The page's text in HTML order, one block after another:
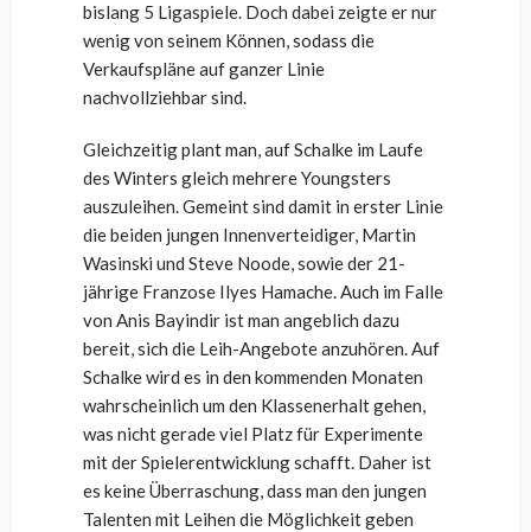
bislang 5 Ligaspiele. Doch dabei zeigte er nur
wenig von seinem Können, sodass die
Verkaufspläne auf ganzer Linie
nachvollziehbar sind.
Gleichzeitig plant man, auf Schalke im Laufe
des Winters gleich mehrere Youngsters
auszuleihen. Gemeint sind damit in erster Linie
die beiden jungen Innenverteidiger, Martin
Wasinski und Steve Noode, sowie der 21-
jährige Franzose Ilyes Hamache. Auch im Falle
von Anis Bayindir ist man angeblich dazu
bereit, sich die Leih-Angebote anzuhören. Auf
Schalke wird es in den kommenden Monaten
wahrscheinlich um den Klassenerhalt gehen,
was nicht gerade viel Platz für Experimente
mit der Spielerentwicklung schafft. Daher ist
es keine Überraschung, dass man den jungen
Talenten mit Leihen die Möglichkeit geben